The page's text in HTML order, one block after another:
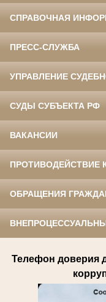
СПРАВОЧНАЯ
ПРЕСС-СЛУЖБА
УПРАВЛЕНИЕ
СУДЫ СУБЪЕКТА РФ
ВАКАНСИИ
ПРОТИВОДЕЙСТВИЕ
ОБРАЩЕНИЯ
Телефон доверия